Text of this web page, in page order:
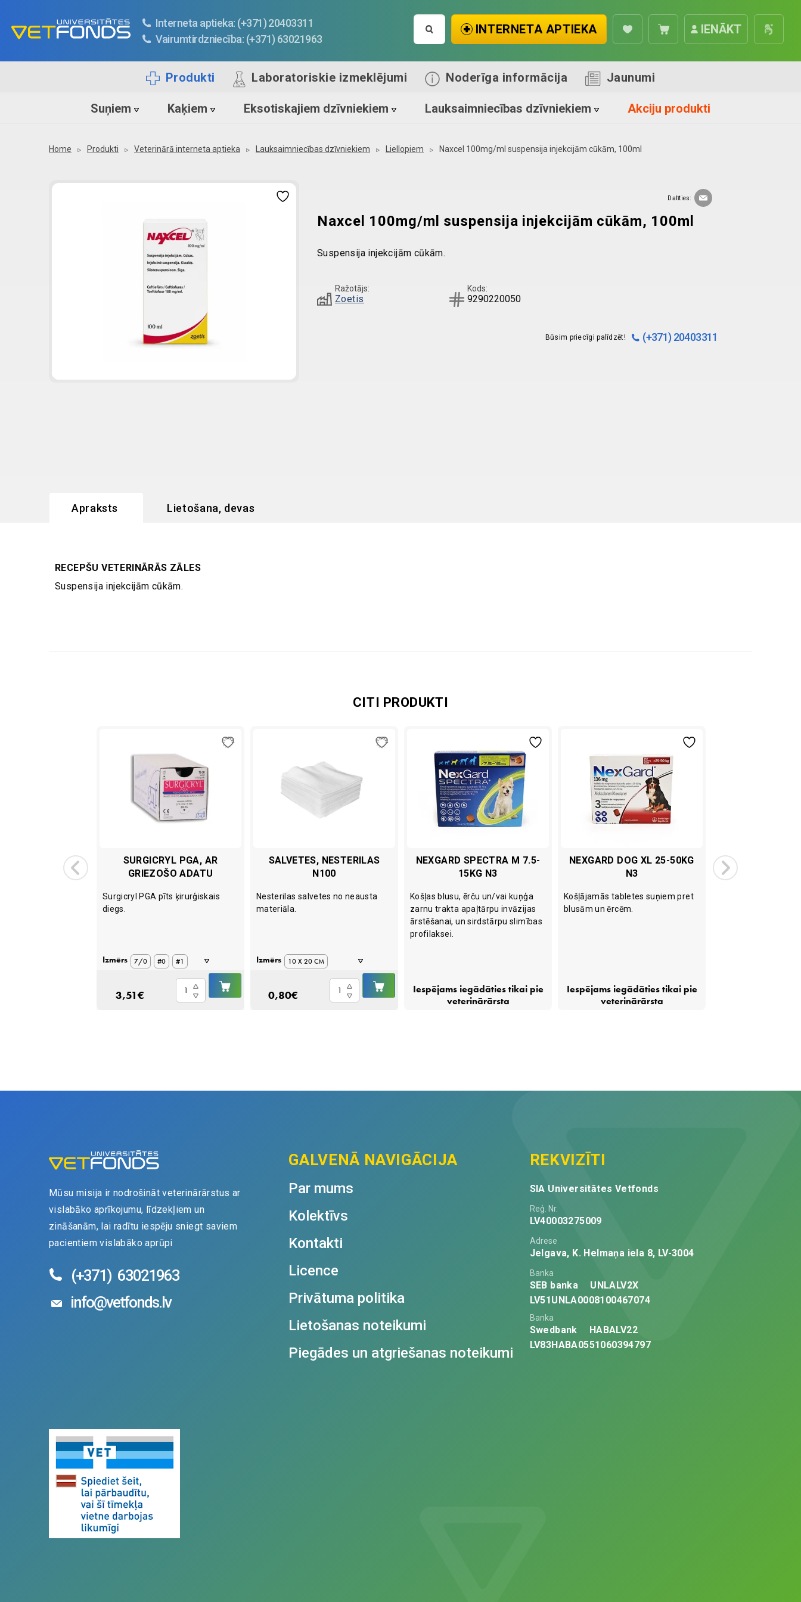
Interneta aptieka: (+371) 20403311
Vairumtirdzniecība: (+371) 63021963
IENĀKT
INTERNETA APTIEKA
Produkti Laboratoriskie izmeklējumi Noderīga informācija Jaunumi
Suņiem Kaķiem Eksotiskajiem dzīvniekiem Lauksaimniecības dzīvniekiem Akciju produkti
Home Produkti Veterinārā interneta aptieka Lauksaimniecības dzīvniekiem Liellopiem Naxcel 100mg/ml suspensija injekcijām cūkām, 100ml
Dalīties:
Naxcel 100mg/ml suspensija injekcijām cūkām, 100ml
Suspensija injekcijām cūkām.
Ražotājs:
Zoetis
Kods:
9290220050
Būsim priecīgi palīdzēt! (+371) 20403311
Apraksts Lietošana, devas
RECEPŠU VETERINĀRĀS ZĀLES
Suspensija injekcijām cūkām.
CITI PRODUKTI
NEO 10ML
GROZĀ
SURGICRYL PGA, AR
GRIEZOŠO ADATU
Surgicryl PGA pīts ķirurģiskais
diegs.
Izmērs 7/0 #0
#1
3/0
6/0
3,51€
PGA,
GROZĀ
SALVETES, NESTERILAS
N100
Nesterilas salvetes no neausta
materiāla.
Izmērs
10 X 20 CM
7.5 X 7.5 CM
0,80€
nesterilas
GROZĀ
NEXGARD SPECTRA M 7.5-
15KG N3
Košļas blusu, ērču un/vai kuņģa
zarnu trakta apaļtārpu invāzijas
ārstēšanai, un sirdstārpu slimības
profilaksei.
Iespējams iegādāties tikai pie
veterinārārsta
NEXGARD DOG XL 25-50KG
N3
Košļājamās tabletes suņiem pret
blusām un ērcēm.
Iespējams iegādāties tikai pie
veterinārārsta
I-DROP VET
Mūsu misija ir nodrošināt veterinārārstus ar
vislabāko aprīkojumu, līdzekļiem un
zināšanām, lai radītu iespēju sniegt saviem
pacientiem vislabāko aprūpi
(+371) 63021963
info@vetfonds.lv
GALVENĀ NAVIGĀCIJA
Par mums
Kolektīvs
Kontakti
Licence
Privātuma politika
Lietošanas noteikumi
Piegādes un atgriešanas noteikumi
REKVIZĪTI
SIA Universitātes Vetfonds
Reģ. Nr.
LV40003275009
Adrese
Jelgava, K. Helmaņa iela 8, LV-3004
Banka
SEB banka
UNLALV2X
LV51UNLA0008100467074
Banka
Swedbank
HABALV22
LV83HABA0551060394797